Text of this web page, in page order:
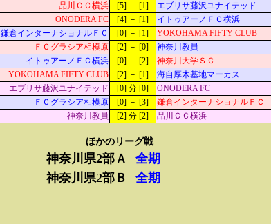
品川ＣＣ横浜 [5] － [1] エブリサ藤沢ユナイテッド
ONODERA FC [4] － [1] イトゥアーノＦＣ横浜
鎌倉インターナショナルＦＣ [0] － [1] YOKOHAMA FIFTY CLUB
ＦＣグラシア相模原 [2] － [0] 神奈川教員
イトゥアーノＦＣ横浜 [0] － [2] 神奈川大学ＳＣ
YOKOHAMA FIFTY CLUB [2] － [1] 海自厚木基地マーカス
エブリサ藤沢ユナイテッド [0] 分 [0] ONODERA FC
ＦＣグラシア相模原 [0] － [3] 鎌倉インターナショナルＦＣ
神奈川教員 [2] 分 [2] 品川ＣＣ横浜
ほかのリーグ戦
神奈川県2部Ａ
全期
神奈川県2部Ｂ
全期